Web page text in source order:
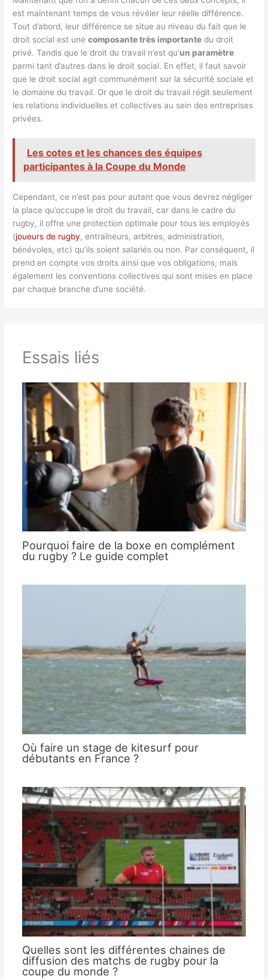
est maintenant temps de vous révéler leur réelle différence.
Tout d’abord, leur différence se situe au niveau du fait que le
droit social est unecomposante très importante du droit
privé. Tandis que le droit du travail n’est qu’un paramètre
parmi tant d’autres dans le droit social. En effet, il faut savoir
que le droit social agit communément sur la sécurité sociale et
le domaine du travail. Or que le droit du travail régit seulement
les relations individuelles et collectives au sein des entreprises
privées.
Les cotes et les chances des équipes
participantes à la Coupe du Monde
Cependant, ce n’est pas pour autant que vous devrez négliger
la place qu’occupe le droit du travail, car dans le cadre du
rugby, il offre une protection optimale pour tous les employés
(joueurs de rugby, entraîneurs, arbitres, administration,
bénévoles, etc) qu’ils soient salariés ou non. Par conséquent, il
prend en compte vos droits ainsi que vos obligations, mais
également les conventions collectives qui sont mises en place
par chaque branche d’une société.
Essais liés
Pourquoi faire de la boxe en complément
du rugby ? Le guide complet
Où faire un stage de kitesurf pour
débutants en France ?
Quelles sont les différentes chaines de
diffusion des matchs de rugby pour la
coupe du monde ?